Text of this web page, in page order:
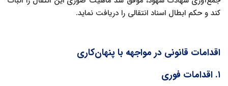
کند و حکم ابطال اسناد انتقالی را دریافت نماید.
اقدامات قانونی در مواجهه با پنهان‌کاری
۱. اقدامات فوری